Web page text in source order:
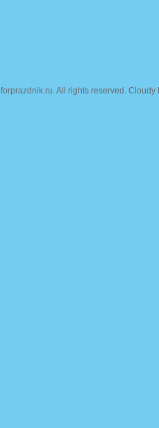
forprazdnik.ru. All rights reserved.